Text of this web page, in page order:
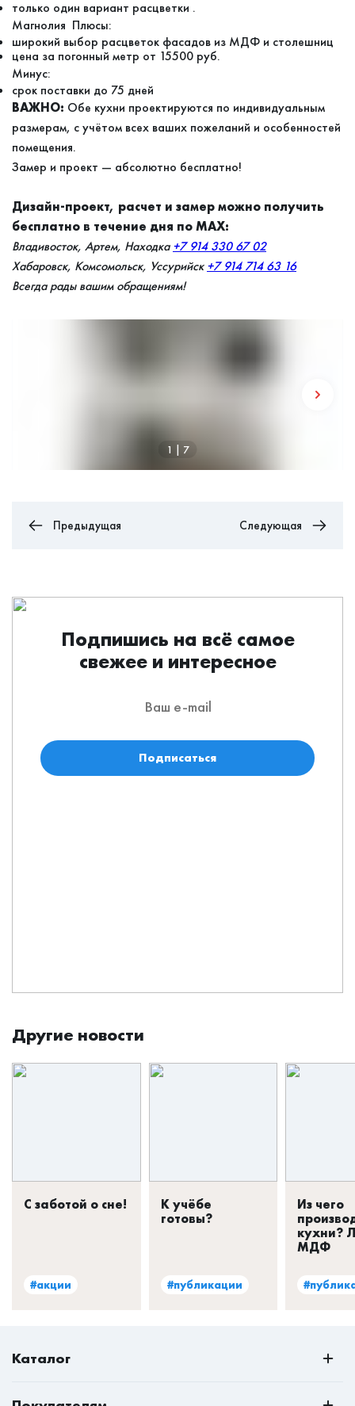
только один вариант расцветки .
Магнолия Плюсы:
широкий выбор расцветок фасадов из МДФ и столешниц
цена за погонный метр от 15500 руб.
Минус:
срок поставки до 75 дней
ВАЖНО: Обе кухни проектируются по индивидуальным
размерам, с учётом всех ваших пожеланий и особенностей
помещения.
Замер и проект — абсолютно бесплатно!
Дизайн-проект, расчет и замер можно получить
бесплатно в течение дня по MAX:
Владивосток, Артем, Находка +7 914 330 67 02
Хабаровск, Комсомольск, Уссурийск+7 914 714 63 16
Всегда рады вашим обращениям!
1 | 7
Предыдущая Следующая
Подпишись на всё самое
свежее и интересное
Подписаться
Другие новости
С заботой о сне!
#акции
К учёбе
готовы?
#публикации
Из чего
кухни?
МДФ
Каталог